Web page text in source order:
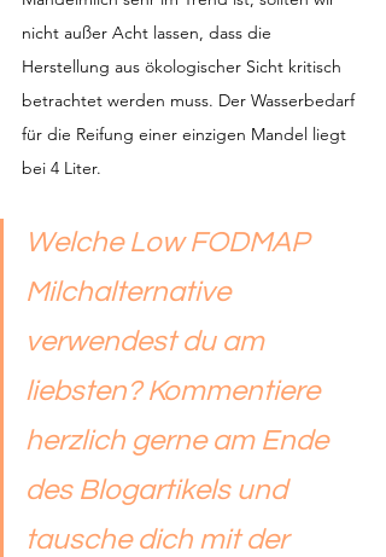
nicht außer Acht lassen, dass die
Herstellung aus ökologischer Sicht kritisch
betrachtet werden muss. Der Wasserbedarf
für die Reifung einer einzigen Mandel liegt
bei 4 Liter.
Welche Low FODMAP
Milchalternative
verwendest du am
liebsten? Kommentiere
herzlich gerne am Ende
des Blogartikels und
tausche dich mit der